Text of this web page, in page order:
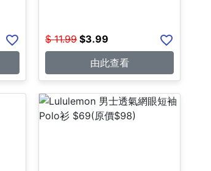
$ 11.99 $3.99
由此查看